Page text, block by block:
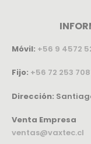
Móvil: +56 9 4572
Fijo: +56 72 253
Dirección:
Venta Empresa
ventas@vaxtec.cl